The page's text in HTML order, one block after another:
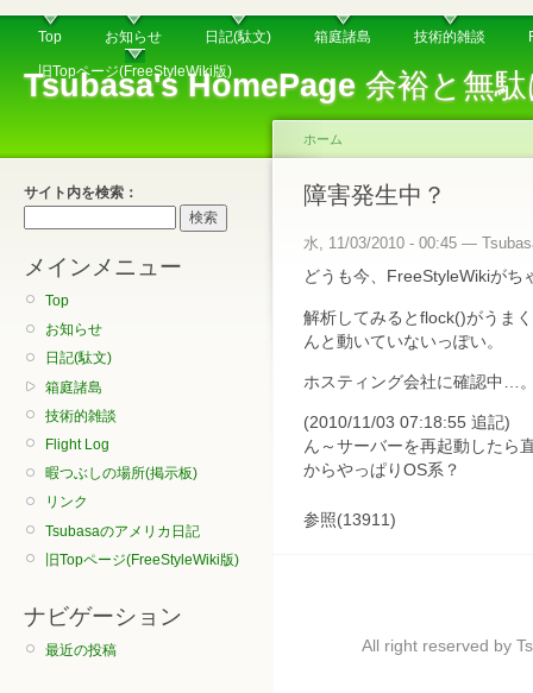
Tsubasa's HomePage余裕と無駄
Top お知らせ 日記(駄文) 箱庭諸島 技術的雑談
旧Topページ(FreeStyleWiki版)
サイト内を検索：
メインメニュー
Top
お知らせ
日記(駄文)
箱庭諸島
技術的雑談
Flight Log
暇つぶしの場所(掲示板)
リンク
Tsubasaのアメリカ日記
旧Topページ(FreeStyleWiki版)
ナビゲーション
最近の投稿
ホーム
障害発生中？
水, 11/03/2010 - 00:45 —
どうも今、FreeStyleWikiがち
解析してみるとflock()がうま
んと動いていないっぽい。
ホスティング会社に確認中…
(2010/11/03 07:18:55 追記)
ん～サーバーを再起動したら
からやっぱりOS系？
参照(13911)
All right reserved by